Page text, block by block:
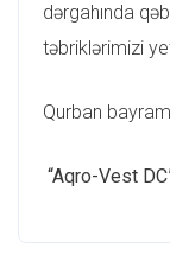
dərgahında
təbriklərimizi
Qurban
“Aqro-Vest